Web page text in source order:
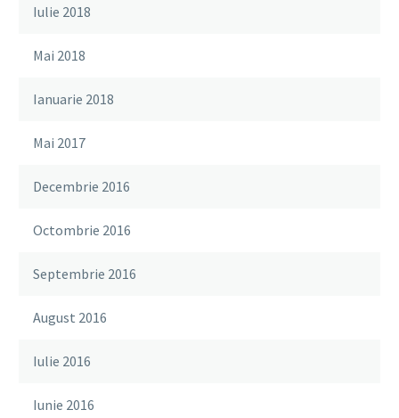
Iulie 2018
Mai 2018
Ianuarie 2018
Mai 2017
Decembrie 2016
Octombrie 2016
Septembrie 2016
August 2016
Iulie 2016
Iunie 2016